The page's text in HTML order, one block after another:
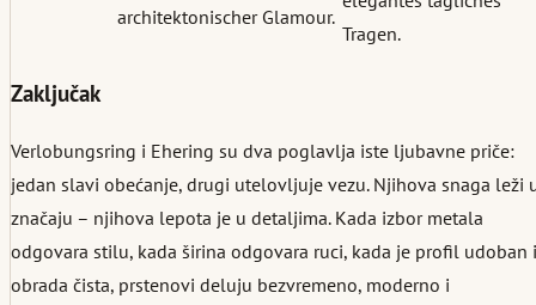
architektonischer Glamour.
Tragen.
Zaključak
Verlobungsring i Ehering su dva poglavlja iste ljubavne priče:
jedan slavi obećanje, drugi utelovljuje vezu. Njihova snaga leži
značaju – njihova lepota je u detaljima. Kada izbor metala
odgovara stilu, kada širina odgovara ruci, kada je profil udoban i
obrada čista, prstenovi deluju bezvremeno, moderno i